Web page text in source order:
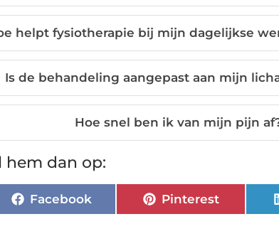
helpt fysiotherapie bij mijn dagelijkse
Is de behandeling aangepast aan mijn
Hoe snel ben ik van mijn pijn
hem dan op:
Facebook Pinterest